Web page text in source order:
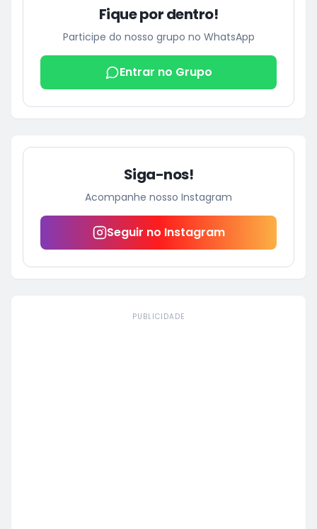
Fique por dentro!
Participe do nosso grupo no WhatsApp
Entrar no Grupo
Siga-nos!
Acompanhe nosso Instagram
Seguir no Instagram
PUBLICIDADE